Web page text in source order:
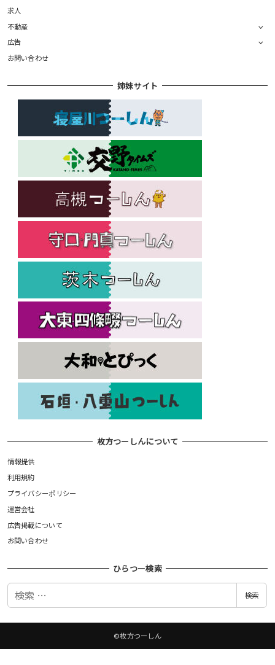
求人
不動産
広告
お問い合わせ
姉妹サイト
枚方つーしんについて
情報提供
利用規約
プライバシーポリシー
運営会社
広告掲載について
お問い合わせ
ひらつー検索
検
検索
©枚方つーしん